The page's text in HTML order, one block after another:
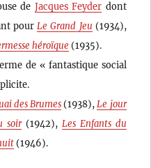
de Jacques Feyder dont
pour Le Grand Jeu (1934),
héroïque (1935).
de « fantastique social
des Brumes(1938), Le jour
soir(1942), Les Enfants du
(1946).